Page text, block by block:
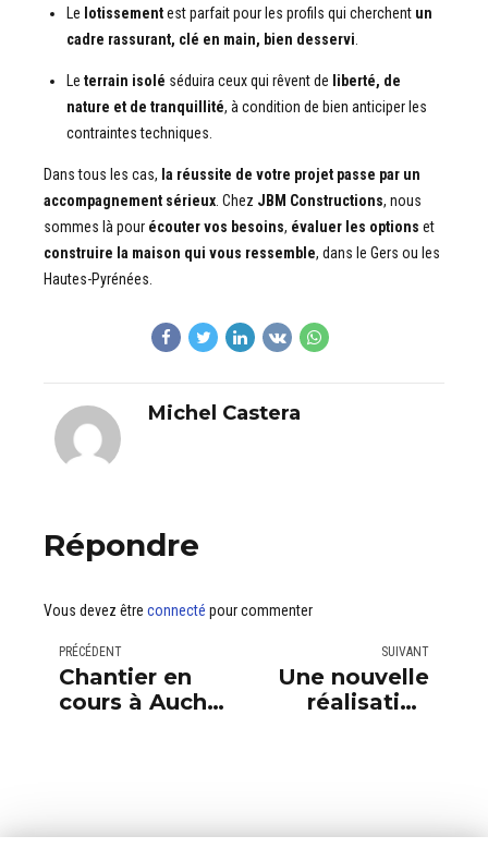
Le lotissementest parfait pour les profils qui cherchent un
cadre rassurant, clé en main, bien desservi
Le terrain isolé séduira ceux qui rêvent de liberté, de
nature et de tranquillité, à condition de bien anticiper les
contraintes techniques.
Dans tous les cas, la réussite de votre projet passe par un
accompagnement sérieux . Chez JBM Constructions, nous
sommes là pour écouter vos besoins, évaluer les options et
construire la maison qui vous ressemble, dans le Gers ou les
Hautes-Pyrénées.
Michel Castera
Répondre
Vous devez être connecté pour commenter
PRÉCÉDENT
Chantier en
cours à Auch –
SUIVANT
Une nouvelle
réalisation